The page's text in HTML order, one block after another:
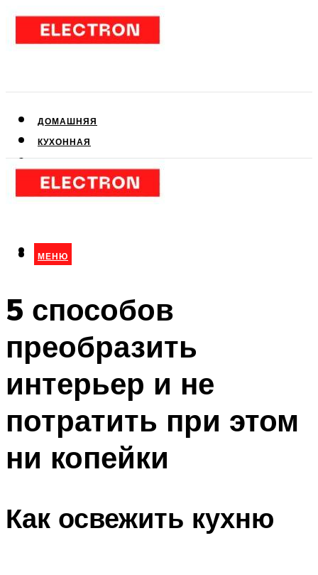
ДОМАШНЯЯ
КУХОННАЯ
КЛИМАТИЧЕСКАЯ
МЕНЮ
МЕНЮ
5 способов
преобразить
интерьер и не
потратить при этом
ни копейки
Как освежить кухню